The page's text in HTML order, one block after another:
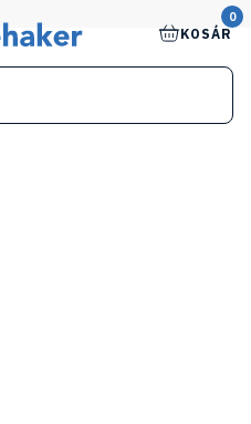
0
KOSÁR